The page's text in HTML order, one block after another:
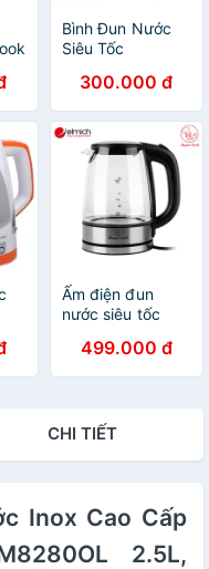
Bình Đun Nước
Siêu Tốc
KES6874
300.000 đ
Ấm điện đun
nước siêu tốc
Smartcook ICS-
3859 dung tích
12 tháng
499.000 đ
CHI TIẾT
Inox Cao Cấp
2.5L,